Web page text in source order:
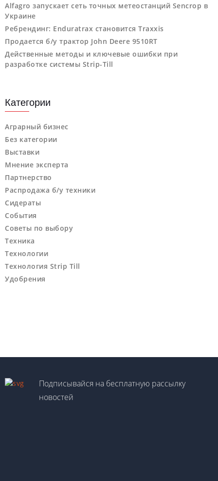
Alfagro запускает сеть точных метеостанций Sencrop в
Украине
Ребрендинг: Enduratrax становится Traxxis
Продается б/у трактор John Deere 9510RT
Действенные методы и ключевые ошибки при
разработке системы Strip-Till
Категории
Аграрный бизнес
Без категории
Выставки
Мнение эксперта
Партнерство
Распродажа б/у техники
Сидераты
События
Советы по выбору
Техника
Технологии
Технология Strip Till
Удобрения
Подписывайся на бесплатную рассылку
новостей